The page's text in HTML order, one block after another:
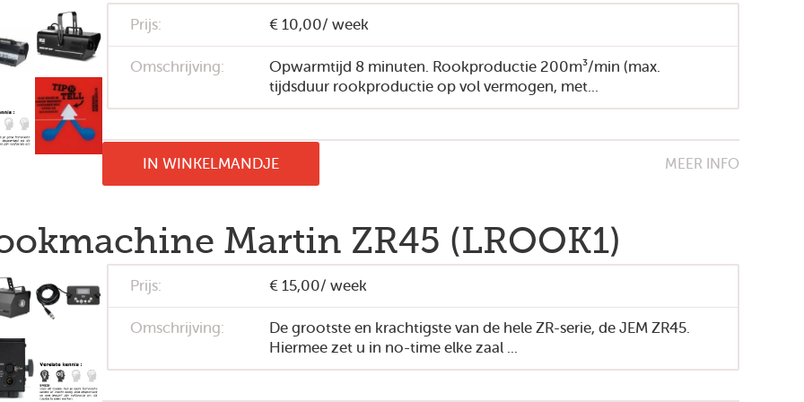
Prijs: € 10,00/ week
Omschrijving:
Opwarmtijd 8 minuten. Rookproductie 200m³/min (max.
tijdsduur rookproductie op vol vermogen, met...
MEER INFO
IN WINKELMANDJE
Martin ZR45 (LROOK1)
Prijs: € 15,00/ week
Omschrijving:
De grootste en krachtigste van de hele ZR-serie, de JEM ZR45.
Hiermee zet u in no-time elke zaal ...